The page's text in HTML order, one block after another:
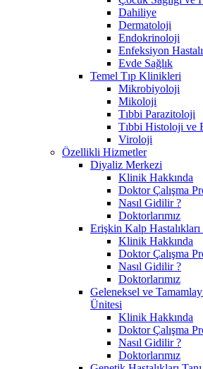
Dahiliye
Dermatoloji
Endokrinoloji
Enfeksiyon
Evde Sağlık
Temel Tıp Klinikleri
Mikrobiyoloji
Mikoloji
Tıbbi Parazitoloji
Tıbbi Histoloji ve
Viroloji
Özellikli Hizmetler
Diyaliz Merkezi
Klinik Hakkında
Doktor Çalışma
Nasıl Gidilir ?
Doktorlarımız
Erişkin Kalp
Klinik Hakkında
Doktor Çalışma
Nasıl Gidilir ?
Doktorlarımız
Geleneksel ve
Ünitesi
Klinik Hakkında
Doktor Çalışma
Nasıl Gidilir ?
Doktorlarımız